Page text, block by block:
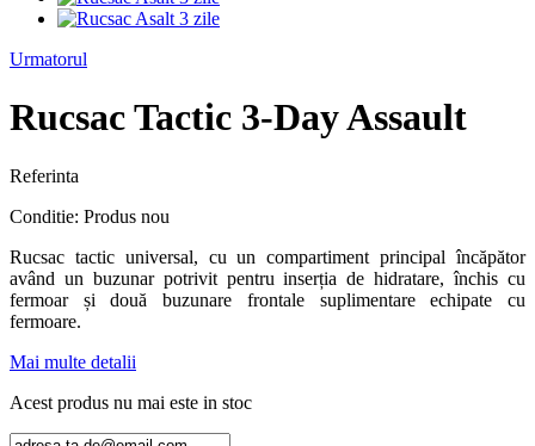
Urmatorul
Rucsac Tactic 3-Day Assault
Referinta
Conditie: Produs nou
Rucsac tactic universal, cu un compartiment principal încăpător
având un buzunar potrivit pentru inserția de hidratare, închis cu
fermoar și două buzunare frontale suplimentare echipate cu
fermoare.
Mai multe detalii
Acest produs nu mai este in stoc